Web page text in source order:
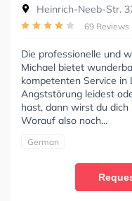
Heinrich-Neeb-Str.
69 Reviews
Die professionelle und
Michael bietet
kompetenten Service in
Angststörung leidest
hast, dann wirst du
Worauf also noch...
German